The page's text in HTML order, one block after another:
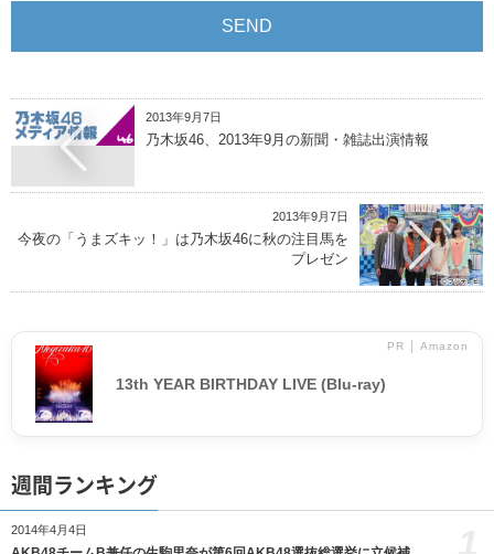
2013年9月7日
乃木坂46、2013年9月の新聞・雑誌出演情報
2013年9月7日
今夜の「うまズキッ！」は乃木坂46に秋の注目馬を
プレゼン
PR │ Amazon
13th YEAR BIRTHDAY LIVE (Blu-ray)
週間ランキング
2014年4月4日